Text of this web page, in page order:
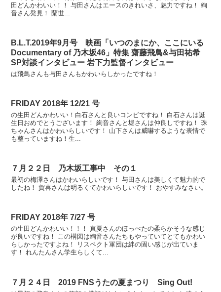
田どんかわいい！！ 与田さんはエースのきれいさ、魅力ですね！ 絢
音さん発見！ 蘭世...
B.L.T.2019年9月号 映画「いつのまにか、ここにいる
Documentary of 乃木坂46」特集 齋藤飛鳥&与田祐希
SP対談インタビュー 岩下力監督インタビュー
は飛鳥さんも与田さんもかわいらしかったですね！
FRIDAY 2018年 12/21 号
の生田どんかわいい！白石さんと良いコンビですね！ 白石さんは誕
生日おめでとうございます！ 絢音さんと堀さんは仲良しですね！ 珠
ちゃんさんはかわいらしいです！ 山下さんは威嚇するような表情で
も整っていますね！生...
７月２２日 乃木坂工事中 その１
最初の梅澤さんはかわいらしいです！ 与田さんは美しくて魅力的で
したね！ 賀喜さんは明るくてかわいらしいです！ おやすみなさい。
FRIDAY 2018年 7/27 号
の生田どんかわいい！！！ 真夏さんのほっぺたの柔らかそうな感じ
が良いですね！ この構図は絢音さんたちもやっていてとてもかわい
らしかったですよね！ リスペクト軍団は絆の固い感じが出ていま
す！ れんたんさん学生らしくて...
７月２４日 2019 FNSうたの夏まつり Sing Out!